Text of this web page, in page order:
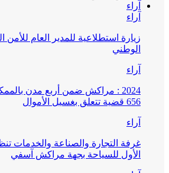
آراء
آراء
زيارة استطلاعية للمدير العام للأمن
الوطني
آراء
2024 : مراكش ضمن أربع مدن
656 قضية تتعلق بغسيل الأموال
آراء
غرفة التجارة والصناعة والخدمات
الأول للسياحة بجهة مراكش آسفي